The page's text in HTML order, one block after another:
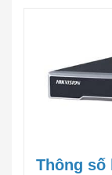
Thông số